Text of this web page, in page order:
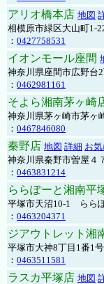
アリオ橋本店 地図
相模原市緑区大山町1-
： 0427758531
イオンモール座間
神奈川県座間市広野
： 0462981161
そよら湘南茅ヶ崎
神奈川県茅ヶ崎市茅ヶ
： 0467846080
秦野店 地図 詳細 お
神奈川県秦野市曽屋４
： 0463831214
ららぽーと湘南平
平塚市天沼10-1 らら
： 0463204371
ジアウトレット湘
平塚市大神8丁目1番1
： 0463511581
ラスカ平塚店 地図